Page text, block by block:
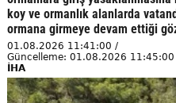
koy ve ormanlık alanlarda
ormana girmeye devam ettiği
01.08.2026 11:41:00 /
Güncelleme: 01.08.2026 11:45:00
İHA